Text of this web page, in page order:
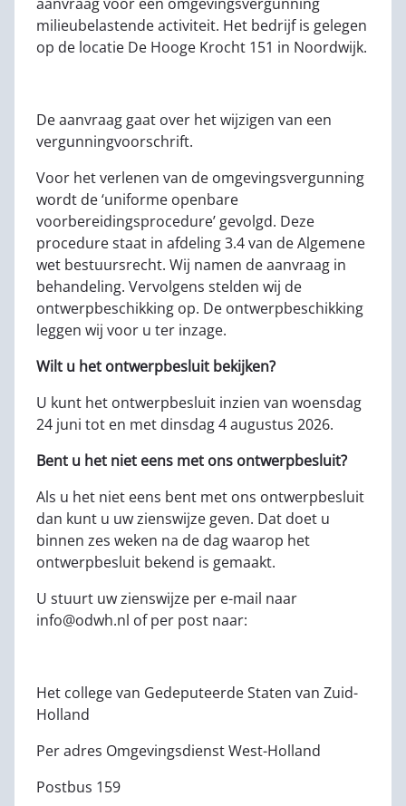
milieubelastende activiteit. Het bedrijf is gelegen
op de locatie De Hooge Krocht 151 in Noordwijk.
De aanvraag gaat over het wijzigen van een
vergunningvoorschrift.
Voor het verlenen van de omgevingsvergunning
wordt de ‘uniforme openbare
voorbereidingsprocedure’ gevolgd. Deze
procedure staat in afdeling 3.4 van de Algemene
wet bestuursrecht. Wij namen de aanvraag in
behandeling. Vervolgens stelden wij de
ontwerpbeschikking op. De ontwerpbeschikking
leggen wij voor u ter inzage.
Wilt u het ontwerpbesluit bekijken?
U kunt het ontwerpbesluit inzien van woensdag
24 juni tot en met dinsdag 4 augustus 2026.
Bent u het niet eens met ons ontwerpbesluit?
Als u het niet eens bent met ons ontwerpbesluit
dan kunt u uw zienswijze geven. Dat doet u
binnen zes weken na de dag waarop het
ontwerpbesluit bekend is gemaakt.
U stuurt uw zienswijze per e-mail naar
info@odwh.nl of per post naar:
Het college van Gedeputeerde Staten van Zuid-
Holland
Per adres Omgevingsdienst West-Holland
Postbus 159